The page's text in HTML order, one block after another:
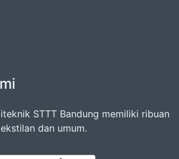
STTT Bandung memiliki ribuan
dan umum.